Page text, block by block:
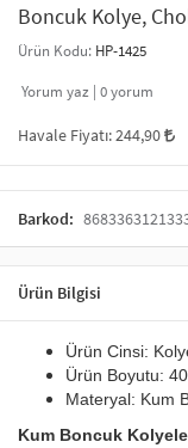
ŞAL VE FULAR
Boncuk Kolye,
Ürün Kodu: HP-1425
Yorum yaz | 0yorum
Havale Fiyatı:244,90
Barkod:
Ürün Bilgisi
Ürün Cinsi:
Ürün Boyutu:
Materyal: Kum
Kum Boncuk